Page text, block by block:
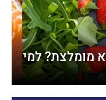
מומלצת? למי